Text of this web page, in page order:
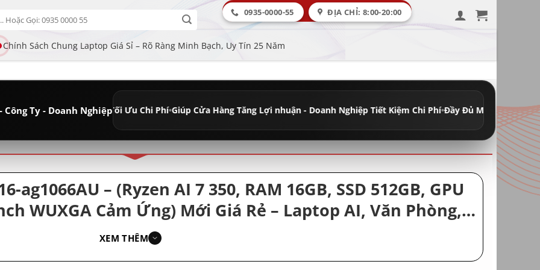
0935-0000-55 ĐỊA CHỈ: 8:00-20:00
Chính Sách Chung Laptop Giá Sỉ – Rõ Ràng Minh Bạch, Uy Tín 25 Năm
loại
Công Ty - Doanh Nghiệp
Tranh Tối Ưu Chi Phí•Giúp Cửa Hàng Tăng Lợi nhuận - Doanh Nghiệp Tiết Kiệm Chi Phí•Đầy Đủ Máy Học Tập - Văn Phòng - Đồ
ag1066AU – (Ryzen AI 7 350, RAM 16GB, SSD 512GB, GPU
WUXGA Cảm Ứng) Mới Giá Rẻ – Laptop AI, Văn Phòng,
Hiệu Năng Cao | Laptop HP Giá Rẻ
XEM THÊM